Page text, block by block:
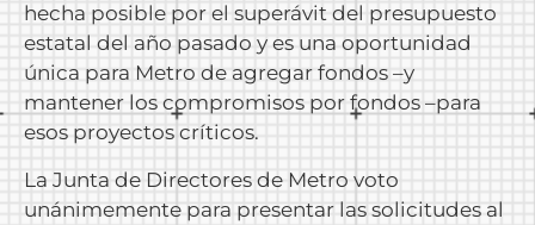
hecha posible por el superávit del presupuesto
estatal del año pasado y es una oportunidad
única para Metro de agregar fondos –y
mantener los compromisos por fondos –para
esos proyectos críticos.
La Junta de Directores de Metro voto
unánimemente para presentar las solicitudes al